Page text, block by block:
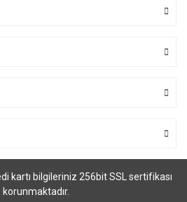
kartı bilgileriniz 256bit SSL sertifikası
korunmaktadır.